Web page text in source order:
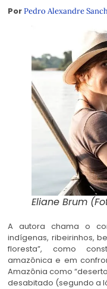
PorPedro Alexandre
Eliane Brum
A autora chama o
indígenas, ribeirinhos,
floresta”, como
amazônica e em
Amazônia como
desabitado (segundo a